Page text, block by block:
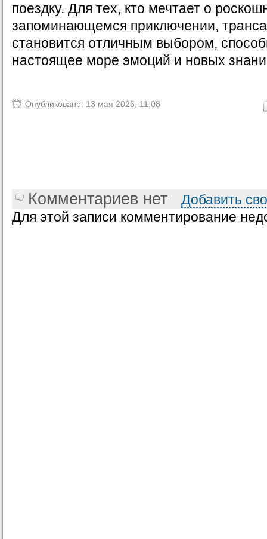
поездку. Для тех, кто мечтает о
запоминающемся приключении,
становится отличным выбором,
настоящее море эмоций и новых
Опубликовано: 13 мая 2026, 11:08
Комментариев нет
Добавить
Для этой записи комментирование